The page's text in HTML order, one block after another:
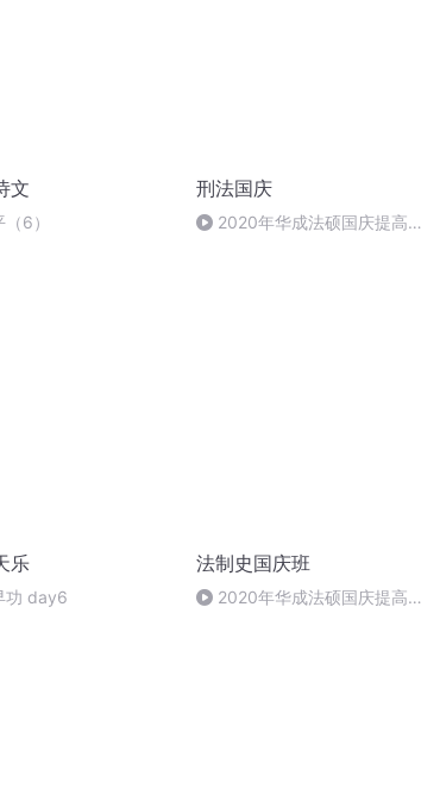
文
6）
刑法国庆
2020年华成法硕国庆提高班
乐
功 day6
法制史国庆班
2020年华成法硕国庆提高班